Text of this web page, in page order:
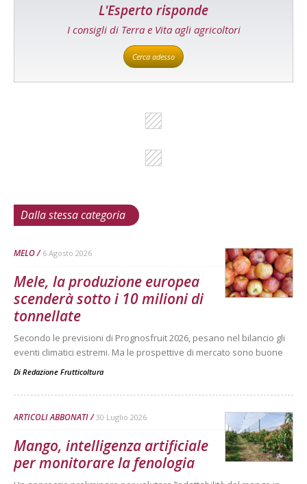
L'Esperto risponde
I consigli di Terra e Vita agli agricoltori
Cerca adesso
Dalla stessa categoria
MELO 6 Agosto 2026
Mele, la produzione europea
scenderà sotto i 10 milioni di
tonnellate
Secondo le previsioni di Prognosfruit 2026, pesano nel bilancio gli
eventi climatici estremi. Ma le prospettive di mercato sono buone
Di Redazione Frutticoltura
ARTICOLI ABBONATI 30 Luglio 2026
Mango, intelligenza artificiale
per monitorare la fenologia